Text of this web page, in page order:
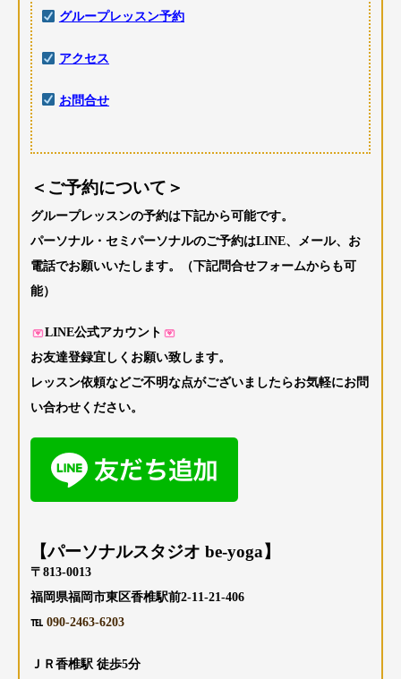
グループレッスン予約
アクセス
お問合せ
＜ご予約について＞
グループレッスンの予約は下記から可能です。
パーソナル・セミパーソナルのご予約はLINE、メール、お
電話でお願いいたします。（下記問合せフォームからも可
能）
LINE公式アカウント
お友達登録宜しくお願い致します。
レッスン依頼などご不明な点がございましたらお気軽にお問
い合わせください。
【パーソナルスタジオ be-yoga】
〒813-0013
福岡県福岡市東区香椎駅前2-11-21-406
℡ 090-2463-6203
ＪＲ香椎駅 徒歩5分